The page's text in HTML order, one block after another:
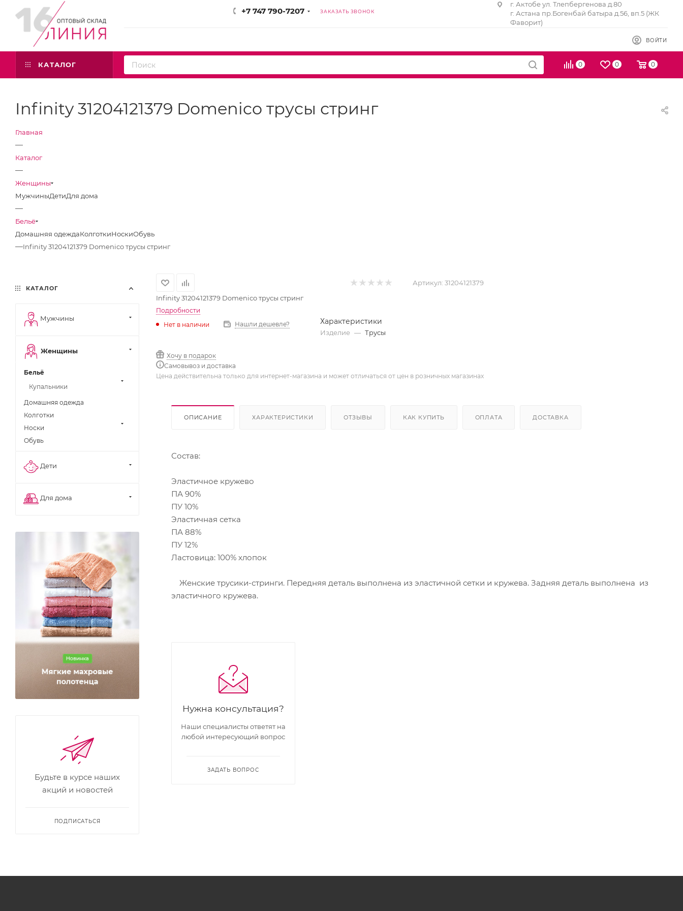
+7 747 790-7207 ЗАКАЗАТЬ ЗВОНОК
г. Актобе ул. Тлепбергенова д.80
г. Астана пр.Богенбай батыра д.56, вп.5 (ЖК
Фаворит)
ВОЙТИ
0 0 0
КАТАЛОГ
Infinity 31204121379 Domenico трусы стринг
Главная
—
Каталог
—
Женщины
МужчиныДетиДля дома
—
Бельё
Домашняя одеждаКолготкиНоскиОбувь
—Infinity 31204121379 Domenico трусы стринг
Артикул: 31204121379
Infinity 31204121379 Domenico трусы стринг
Подробности
Нет в наличии
Нашли дешевле?
Хочу в подарок
Самовывоз и доставка
Характеристики
Изделие — Трусы
Цена действительна только для интернет-магазина и может отличаться от цен в розничных магазинах
ОПИСАНИЕ ХАРАКТЕРИСТИКИ ОТЗЫВЫ КАК КУПИТЬ ОПЛАТА ДОСТАВКА
Состав:
Эластичное кружево
ПА 90%
ПУ 10%
Эластичная сетка
ПА 88%
ПУ 12%
Ластовица: 100% хлопок
Женские трусики-стринги. Передняя деталь выполнена из эластичной сетки и кружева. Задняя деталь выполнена из
эластичного кружева.
Нужна консультация?
Наши специалисты ответят на
любой интересующий вопрос
ЗАДАТЬ ВОПРОС
КАТАЛОГ
Мужчины
Женщины
Бельё
Купальники
Домашняя одежда
Колготки
Носки
Обувь
Дети
Для дома
Будьте в курсе наших
акций и новостей
ПОДПИСАТЬСЯ